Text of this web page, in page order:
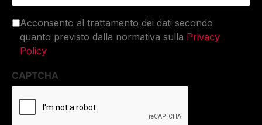
Acconsento al trattamento dei dati secondo
quanto previsto dalla normativa sulla Privacy
Policy
CAPTCHA